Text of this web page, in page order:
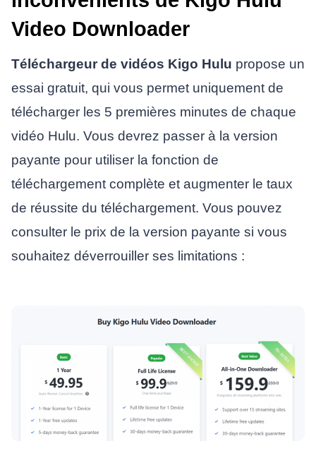
Video Downloader
Téléchargeur de vidéos Kigo Hulu propose un
essai gratuit, qui vous permet uniquement de
télécharger les 5 premières minutes de chaque
vidéo Hulu. Vous devrez passer à la version
payante pour utiliser la fonction de
téléchargement complète et augmenter le taux
de réussite du téléchargement. Vous pouvez
consulter le prix de la version payante si vous
souhaitez déverrouiller ses limitations :